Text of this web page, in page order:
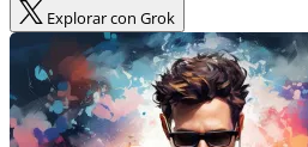
Explorar con Grok